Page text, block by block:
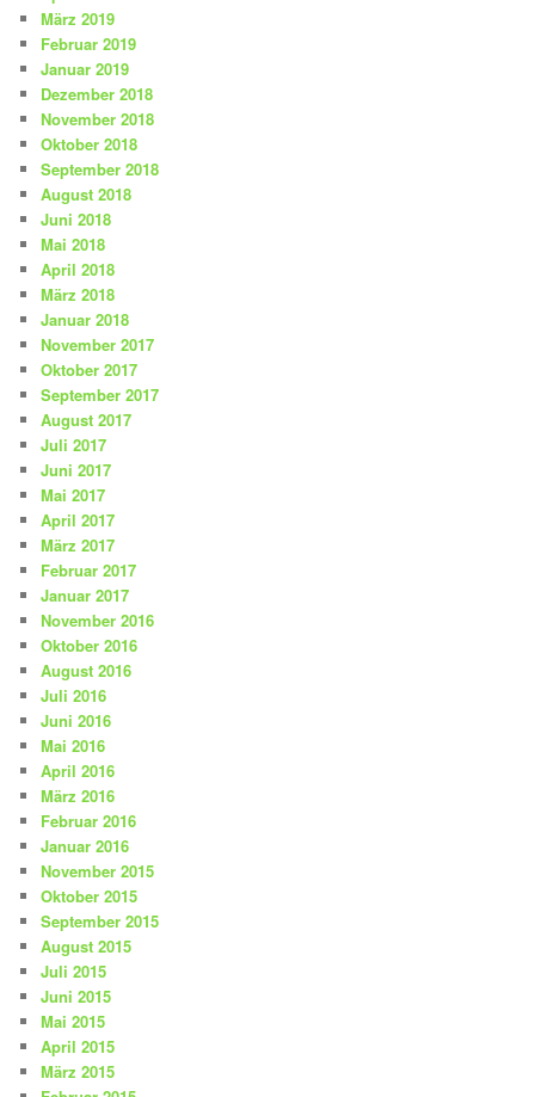
März 2019
Februar 2019
Januar 2019
Dezember 2018
November 2018
Oktober 2018
September 2018
August 2018
Juni 2018
Mai 2018
April 2018
März 2018
Januar 2018
November 2017
Oktober 2017
September 2017
August 2017
Juli 2017
Juni 2017
Mai 2017
April 2017
März 2017
Februar 2017
Januar 2017
November 2016
Oktober 2016
August 2016
Juli 2016
Juni 2016
Mai 2016
April 2016
März 2016
Februar 2016
Januar 2016
November 2015
Oktober 2015
September 2015
August 2015
Juli 2015
Juni 2015
Mai 2015
April 2015
März 2015